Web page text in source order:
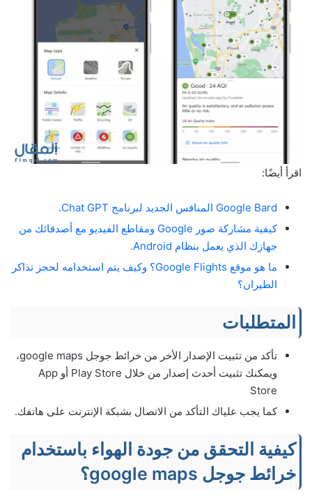
اقرأ أيضًا:
Google Bard المنافس الجديد لبرنامج Chat GPT.
كيفية مشاركة صور Google ومقاطع الفيديو مع أصدقائك من
جهازك الذي يعمل بنظام Android.
ما هو موقع Google Flights؟ وكيف يتم استخدامه لحجز تذاكر
الطيران؟
المتطلبات
تأكد من تثبيت الإصدار الأخر من خرائط جوجل google maps،
ويمكنك تثبيت أحدث إصدار من خلال Play Store أو App
Store
كما يجب علياك التأكد من الاتصال بشبكة الإنترنت على هاتفك.
كيفية التحقق من جودة الهواء باستخدام
خرائط جوجل google maps؟